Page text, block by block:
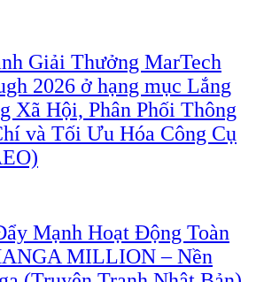
Giải Thưởng MarTech
2026 ở hạng mục Lắng
Xã Hội, Phân Phối Thông
và Tối Ưu Hóa Công Cụ
Mạnh Hoạt Động Toàn
MILLION – Nền